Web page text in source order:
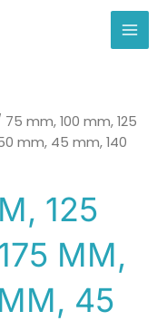
mm, 100 mm, 125
mm, 45 mm, 140
125
MM,
45